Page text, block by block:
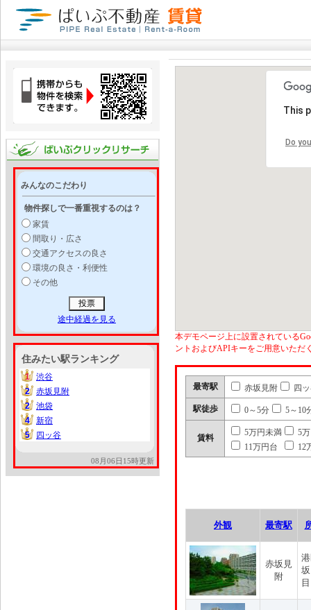
みんなのこだわり
物件探しで一番重視するのは？
家賃
間取り・広さ
交通アクセスの良さ
環境の良さ・利便性
その他
途中経過を見る
住みたい駅ランキング
1
1
渋谷
2
2
赤坂見附
2
2
池袋
4
4
新宿
5
5 四ッ谷
08月06日15時更新
This
Do
本デモページ上に設置されている
ントおよびAPIキーをご用意いただ
最寄駅 赤坂見附 四
駅徒歩 0～5分 5～10
賃料
5万円未満
5
11万円台
12
外観 最寄駅
赤坂見
附
目